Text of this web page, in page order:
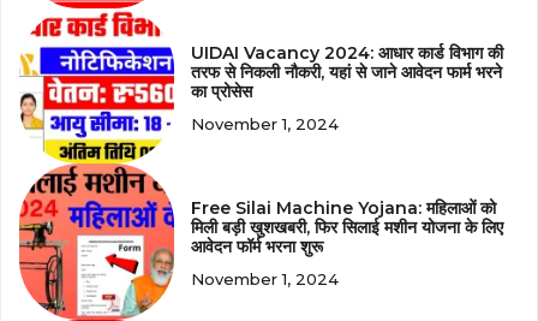
UIDAI Vacancy 2024: आधार कार्ड विभाग की
तरफ से निकली नौकरी, यहां से जाने आवेदन फार्म भरने
का प्रोसेस
November 1, 2024
Free Silai Machine Yojana: महिलाओं को
मिली बड़ी खुशखबरी, फिर सिलाई मशीन योजना के लिए
आवेदन फॉर्म भरना शुरू
November 1, 2024